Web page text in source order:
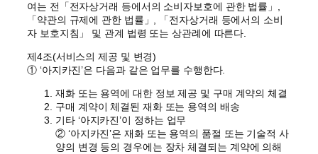
여는 전「전자상거래 등에서의 소비자보호에 관한 법률」,
「약관의 규제에 관한 법률」, 「전자상거래 등에서의 소비
자 보호지침」 및 관계 법령 또는 상관례에 따른다.
제4조(서비스의 제공 및 변경)
① ‘아지카진’은 다음과 같은 업무를 수행한다.
재화 또는 용역에 대한 정보 제공 및 구매 계약의 체결
구매 계약이 체결된 재화 또는 용역의 배송
기타 ‘아지카진’이 정하는 업무
② ‘아지카진’은 재화 또는 용역의 품절 또는 기술적 사
양의 변경 등의 경우에는 장차 체결되는 계약에 의해